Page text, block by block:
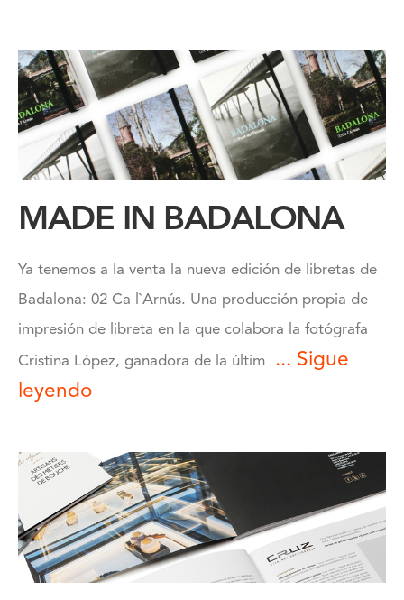
MADE IN BADALONA
Ya tenemos a la venta la nueva edición de libretas de
Badalona: 02 Ca l`Arnús. Una producción propia de
impresión de libreta en la que colabora la fotógrafa
Cristina López, ganadora de la últim ... Sigue
leyendo